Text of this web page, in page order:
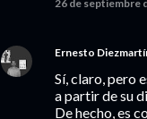
26 de septiembre
Ernesto
Sí, claro, pero
a partir de su
De hecho, es